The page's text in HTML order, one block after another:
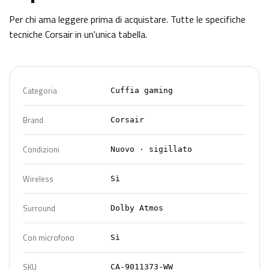
Per chi ama leggere prima di acquistare. Tutte le specifiche
tecniche Corsairin un'unica tabella.
Categoria Cuffia gaming
Brand Corsair
Condizioni Nuovo · sigillato
Wireless Sì
Surround Dolby Atmos
Con microfono Sì
SKU CA-9011373-WW